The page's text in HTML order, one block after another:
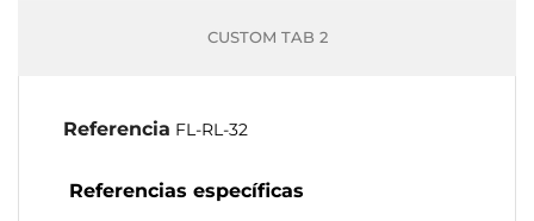
CUSTOM TAB 2
Referencia FL-RL-32
Referencias específicas